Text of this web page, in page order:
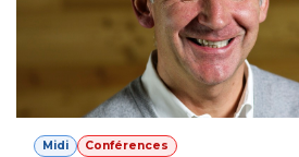
Midi Conférences